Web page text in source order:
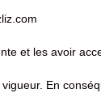
et les avoir
En